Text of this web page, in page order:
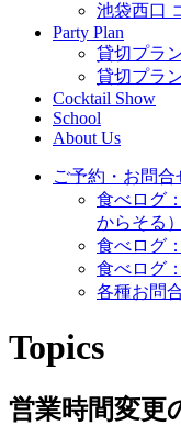
池袋西口
Party Plan
貸切プラ
貸切プラ
Cocktail Show
School
About Us
ご予約・お問合
食べログ
からそる）
食べログ
食べログ
各種お問
Topics
営業時間変更